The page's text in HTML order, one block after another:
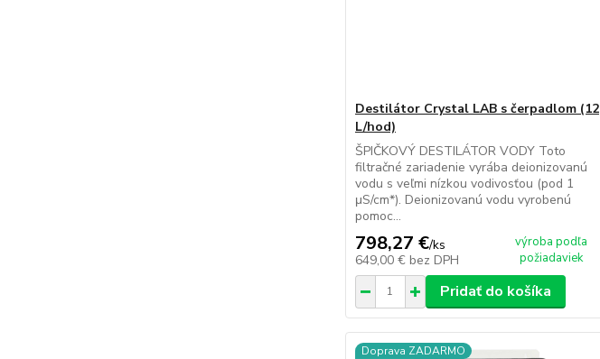
Destilátor Crystal LAB s čerpadlom (12
L/hod)
ŠPIČKOVÝ DESTILÁTOR VODY Toto
filtračné zariadenie vyrába deionizovanú
vodu s veľmi nízkou vodivosťou (pod 1
μS/cm*). Deionizovanú vodu vyrobenú
pomoc...
798,27 €/ks
649,00 € bez DPH
výroba podľa
požiadaviek
Pridať do košíka
Doprava ZADARMO